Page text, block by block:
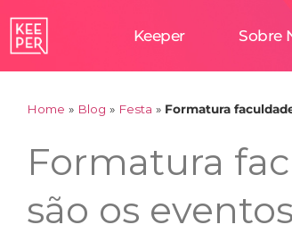
Keeper Sobre
Home » Blog » Festa » Formatura
Formatura
são os